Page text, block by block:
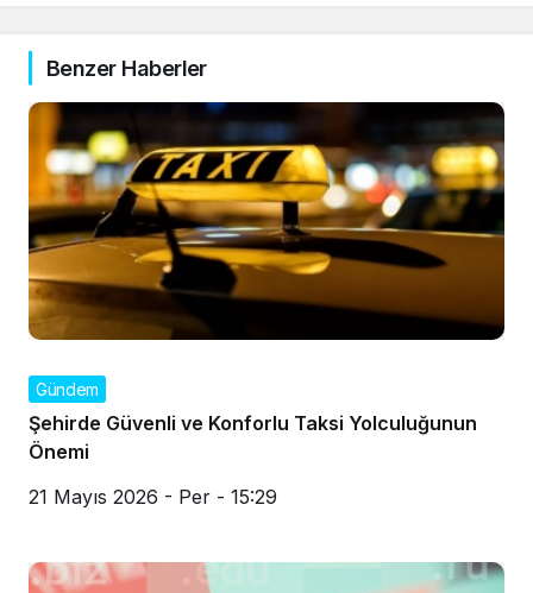
Benzer Haberler
Gündem
Şehirde Güvenli ve Konforlu Taksi Yolculuğunun
Önemi
21 Mayıs 2026 - Per - 15:29